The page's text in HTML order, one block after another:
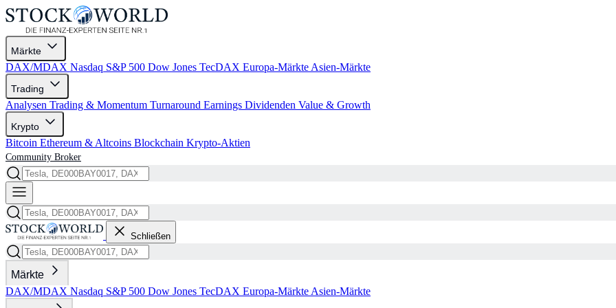
Märkte
DAX/MDAX Nasdaq S&P 500 Dow Jones TecDAX Europa-Märkte Asien-Märkte
Trading
Analysen Trading & Momentum Turnaround Earnings Dividenden Value & Growth
Krypto
Bitcoin Ethereum & Altcoins Blockchain Krypto-Aktien
Community Broker
Schließen
Märkte
DAX/MDAX Nasdaq S&P 500 Dow Jones TecDAX Europa-Märkte Asien-Märkte